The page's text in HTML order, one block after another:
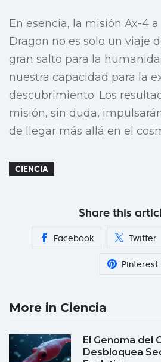
En esencia, la misión Ax-4
Dragon no es solo un viaje
gran salto para la
nuestra capacidad para la
descubrimiento. Los
misión, sin duda,
de llegar más allá en el
CIENCIA
Share this
Facebook Twitter
Pinterest
More in Ciencia
El Genoma del
Desbloquea